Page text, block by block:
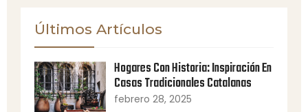
Últimos Artículos
Hogares Con Historia: Inspiración En
Casas Tradicionales Catalanas
febrero 28, 2025